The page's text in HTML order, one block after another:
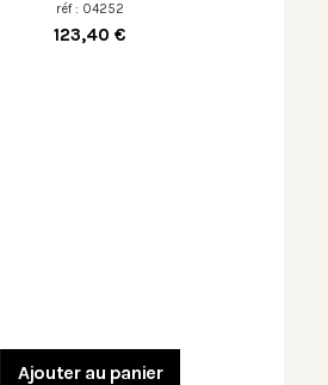
réf : 04252
123,40 €
Ajouter au panier